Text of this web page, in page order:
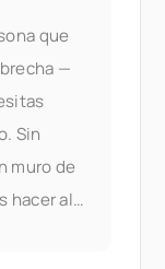
que
—
Sin
muro de
algo